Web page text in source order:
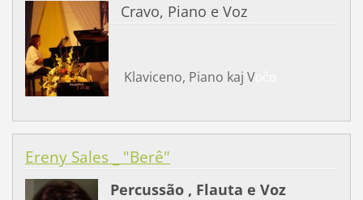
Cravo, Piano e Voz
Klaviceno, Piano kaj Voĉo
Ereny Sales _ "Berê"
Percussão , Flauta e Voz